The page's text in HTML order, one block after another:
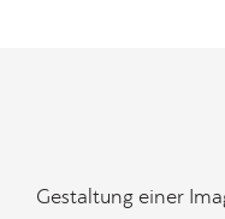
Gestaltung einer